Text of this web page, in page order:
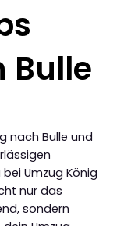
Bulle
nach Bulle und
Umzug König
nur das
sondern